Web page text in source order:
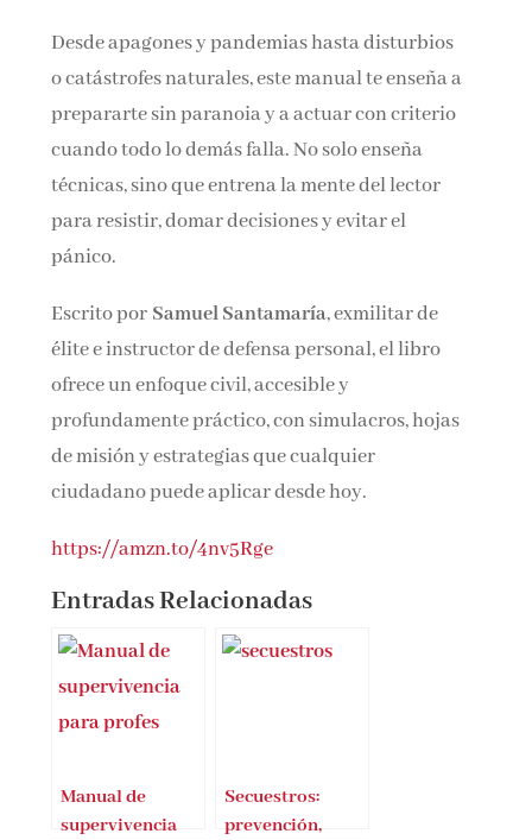
Desde apagones y pandemias hasta disturbios
o catástrofes naturales, este manual te enseña a
prepararte sin paranoia y a actuar con criterio
cuando todo lo demás falla. No solo enseña
técnicas, sino que entrena la mente del lector
para resistir, domar decisiones y evitar el
pánico.
Escrito por Samuel Santamaría, exmilitar de
élite e instructor de defensa personal, el libro
ofrece un enfoque civil, accesible y
profundamente práctico, con simulacros, hojas
de misión y estrategias que cualquier
ciudadano puede aplicar desde hoy.
https://amzn.to/4nv5Rge
Entradas Relacionadas
Manual de
supervivencia
Secuestros:
prevención,